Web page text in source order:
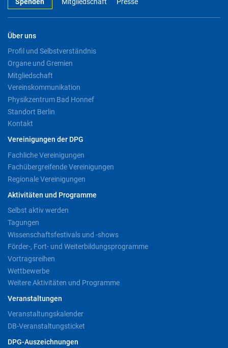
Über uns
Profil und Selbstverständnis
Organe und Gremien
Mitgliedschaft
Vereinskommunikation
Physikzentrum Bad Honnef
Standort Berlin
Kontakt
Vereinigungen der DPG
Fachliche Vereinigungen
Fachübergreifende Vereinigungen
Regionale Vereinigungen
Aktivitäten und Programme
Selbst aktiv werden
Tagungen
Wissenschaftsfestivals und -shows
Förder-, Fort- und Weiterbildungsprogramme
Vortragsreihen
Wettbewerbe
Weitere Aktivitäten und Programme
Veranstaltungen
Veranstaltungskalender
DB-Veranstaltungsticket
DPG-Auszeichnungen